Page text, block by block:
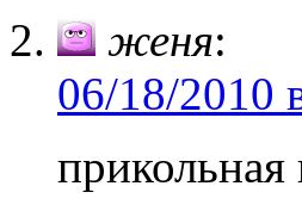
женя:
06/18/2010
прикольная